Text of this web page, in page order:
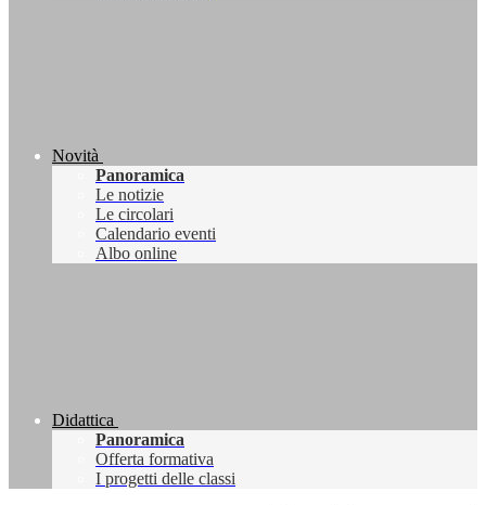
Novità
Panoramica
Le notizie
Le circolari
Calendario eventi
Albo online
Didattica
Panoramica
Offerta formativa
I progetti delle classi